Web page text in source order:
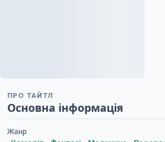
ПРО ТАЙТЛ
Основна інформація
Жанр